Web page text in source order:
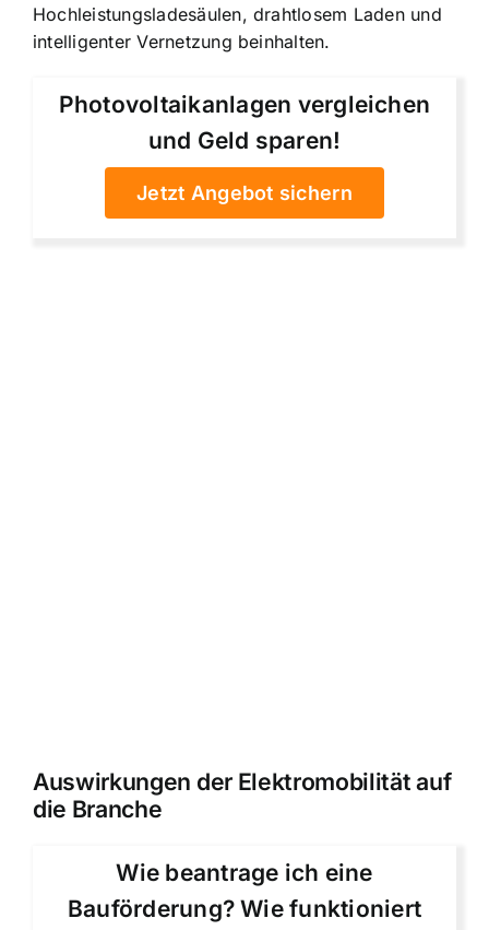
Hochleistungsladesäulen, drahtlosem Laden und
intelligenter Vernetzung beinhalten.
Photovoltaikanlagen vergleichen
und Geld sparen!
Jetzt Angebot sichern
Auswirkungen der Elektromobilität auf
die Branche
Wie beantrage ich eine
Bauförderung? Wie funktioniert